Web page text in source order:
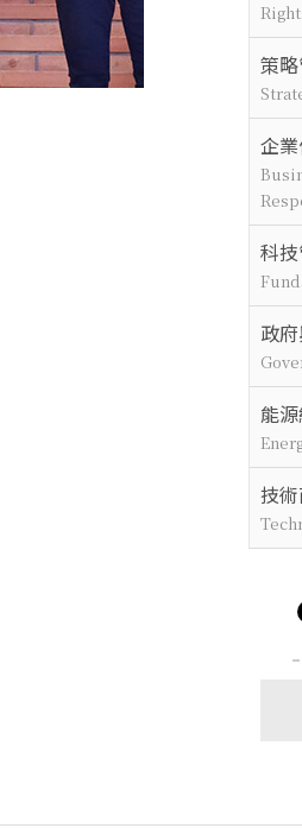
策
企
科
政
能
技